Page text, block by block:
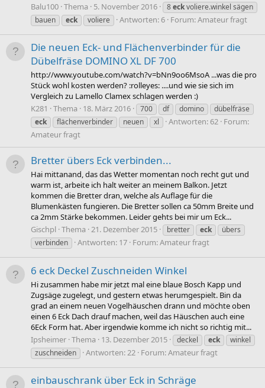
Balu100 Thema 5. November 2016 8eckvoliere.winkel sägen
bauen
eck voliere Antworten: 6 Forum:Amateur fragt
Die neuen Eck- und Flächenverbinder für die
Dübelfräse DOMINO XL DF 700
http://www.youtube.com/watch?v=bNn9oo6MsoA ...was die pro
Stück wohl kosten werden? :rolleyes: ....und wie sie sich im
Vergleich zu Lamello Clamex schlagen werden :)
K281
Thema 18. März 2016 700 df domino
dübelfräse
eck
flächenverbinder neuen xl Antworten: 62 Forum:
Amateur fragt
Bretter übers Eck verbinden...
Hai mittanand, das das Wetter momentan noch recht gut und
warm ist, arbeite ich halt weiter an meinem Balkon. Jetzt
kommen die Bretter dran, welche als Auflage für die
Blumenkästen fungieren. Die Bretter sollen ca 50mm Breite und
ca 2mm Stärke bekommen. Leider gehts bei mir um Eck...
Gischpl Thema 21. Dezember 2015 bretter eck
übers
verbinden
Antworten: 17 Forum:Amateur fragt
6 eck Deckel Zuschneiden Winkel
Hi zusammen habe mir jetzt mal eine blaue Bosch Kapp und
Zugsäge zugelegt, und gestern etwas herumgespielt. Bin da
grad an einem neuen Vogelhäuschen drann und möchte oben
einen 6 Eck Dach drauf machen, weil das Häuschen auch eine
6Eck Form hat. Aber irgendwie komme ich nicht so richtig mit...
Ipsheimer Thema 13. Dezember 2015 deckel eck
winkel
zuschneiden
Antworten: 22 Forum:Amateur fragt
einbauschrank über Eck in Schräge